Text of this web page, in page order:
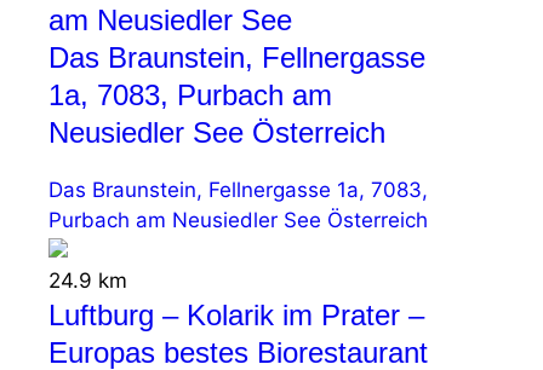
am Neusiedler See
Das Braunstein, Fellnergasse
1a, 7083, Purbach am
Neusiedler See Österreich
Das Braunstein, Fellnergasse 1a, 7083,
Purbach am Neusiedler See Österreich
24.9 km
Luftburg – Kolarik im Prater –
Europas bestes Biorestaurant